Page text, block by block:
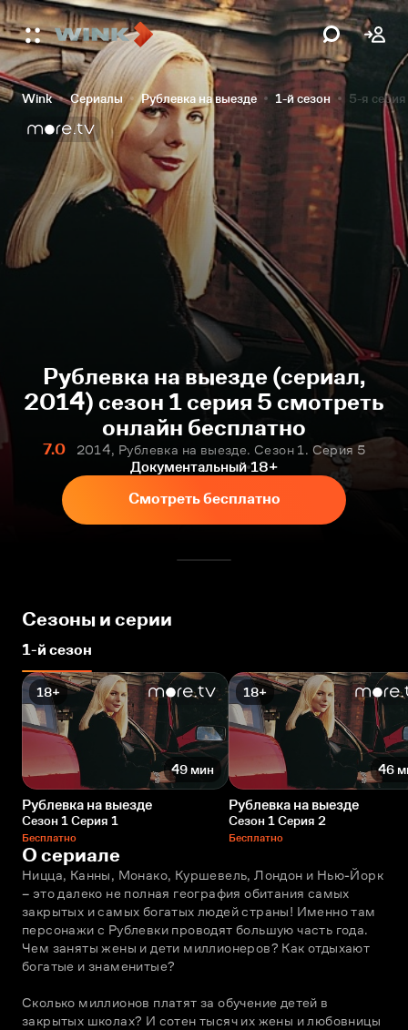
Wink Сериалы Рублевка на выезде 1-й сезон 5-я серия
Рублевка на выезде (сериал,
2014) сезон 1 серия 5 смотреть
онлайн бесплатно
7.0
2014, Рублевка на выезде. Сезон 1. Серия 5
Документальный 18+
Смотреть бесплатно
Сезоны и серии
1-й сезон
18+
49 мин
Рублевка на выезде
Сезон 1 Серия 1
Бесплатно
18+
46
Рублевка на выезде
Сезон 1 Серия 2
Бесплатно
О сериале
Ницца, Канны, Монако, Куршевель, Лондон и Нью-Йорк
– это далеко не полная география обитания самых
закрытых и самых богатых людей страны! Именно там
персонажи с Рублевки проводят большую часть года.
Чем заняты жены и дети миллионеров? Как отдыхают
богатые и знаменитые?
Сколько миллионов платят за обучение детей в
закрытых школах? И сотен тысяч их жены и любовницы